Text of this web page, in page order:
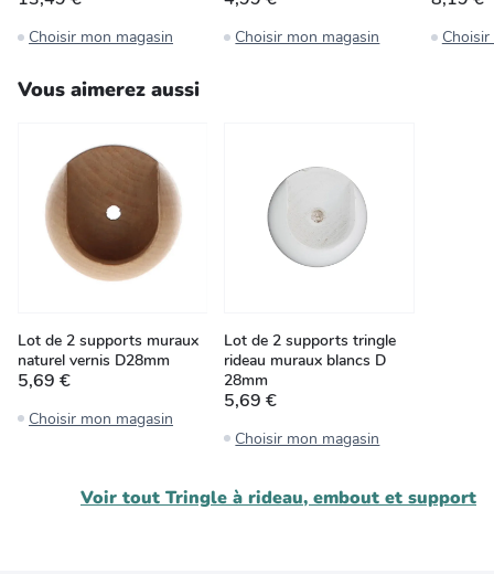
Choisir mon magasin Choisir mon magasin
Vous aimerez aussi
Lot de 2 supports muraux
naturel vernis D28mm
5,69 €
Choisir mon magasin
Lot de 2 supports tringle
rideau muraux blancs D
28mm
5,69 €
Choisir mon magasin
Voir tout Tringle à rideau, embout et support